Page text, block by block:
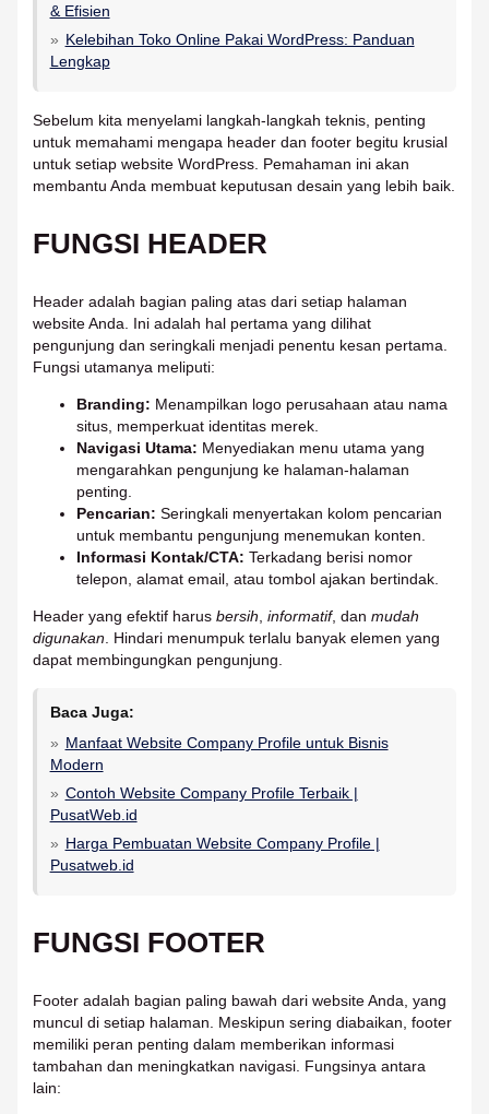
& Efisien
Kelebihan Toko Online Pakai WordPress: Panduan
Lengkap
Sebelum kita menyelami langkah-langkah teknis, penting
untuk memahami mengapa header dan footer begitu krusial
untuk setiap website WordPress. Pemahaman ini akan
membantu Anda membuat keputusan desain yang lebih baik.
FUNGSI HEADER
Header adalah bagian paling atas dari setiap halaman
website Anda. Ini adalah hal pertama yang dilihat
pengunjung dan seringkali menjadi penentu kesan pertama.
Fungsi utamanya meliputi:
Branding: Menampilkan logo perusahaan atau nama
situs, memperkuat identitas merek.
Navigasi Utama: Menyediakan menu utama yang
mengarahkan pengunjung ke halaman-halaman
penting.
Pencarian: Seringkali menyertakan kolom pencarian
untuk membantu pengunjung menemukan konten.
Informasi Kontak/CTA: Terkadang berisi nomor
telepon, alamat email, atau tombol ajakan bertindak.
Header yang efektif harus bersih informatif, dan mudah
digunakan. Hindari menumpuk terlalu banyak elemen yang
dapat membingungkan pengunjung.
Baca Juga:
Manfaat Website Company Profile untuk Bisnis
Modern
Contoh Website Company Profile Terbaik |
PusatWeb.id
Harga Pembuatan Website Company Profile |
Pusatweb.id
FUNGSI FOOTER
Footer adalah bagian paling bawah dari website Anda, yang
muncul di setiap halaman. Meskipun sering diabaikan, footer
memiliki peran penting dalam memberikan informasi
tambahan dan meningkatkan navigasi. Fungsinya antara
lain: